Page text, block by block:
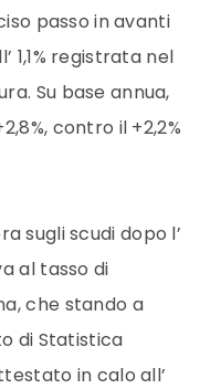
passo in avanti
1,1% registrata nel
Su base annua,
contro il +2,2%
sugli scudi dopo l’
al tasso di
che stando a
di Statistica
in calo all’